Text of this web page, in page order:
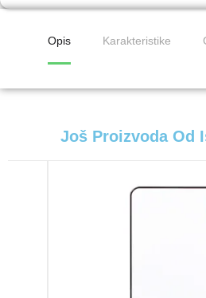
Opis Karakteristike
Još Proizvoda Od